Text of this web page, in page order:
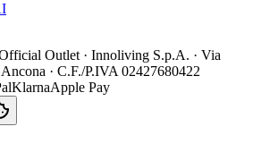
Outlet · Innoliving S.p.A. · Via
· C.F./P.IVA 02427680422
KlarnaApple Pay